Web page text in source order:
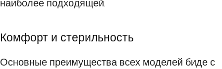
наиболее подходящей.
Комфорт и стерильность
Основные преимущества всех моделей биде с